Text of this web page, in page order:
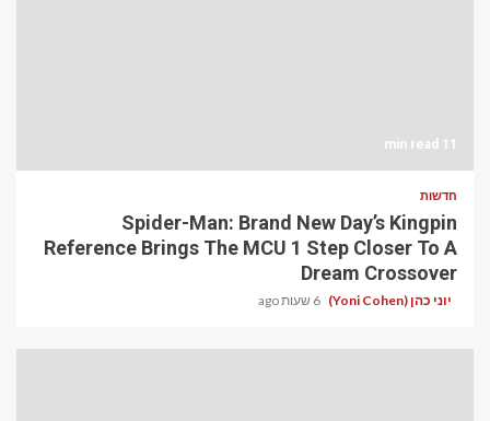
11 min read
חדשות
Spider-Man: Brand New Day’s Kingpin
Reference Brings The MCU 1 Step Closer To A
Dream Crossover
יוני כהן (Yoni Cohen) 6 שעות ago